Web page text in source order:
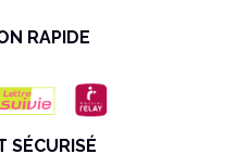
RAPIDE
SÉCURISÉ